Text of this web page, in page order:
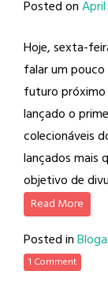
Posted on
Hoje, sexta-
falar um
futuro próximo
lançado o
colecionáveis
lançados mais
objetivo de
Read More
Posted in
1 Comment